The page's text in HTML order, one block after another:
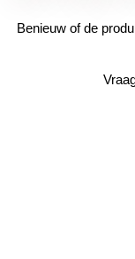
Benieuw of de